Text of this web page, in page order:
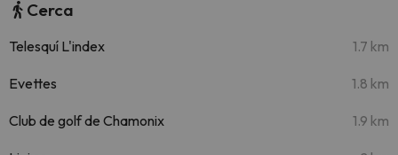
Cerca
Telesquí L'index 1.7 km
Evettes 1.8 km
Club de golf de Chamonix 1.9 km